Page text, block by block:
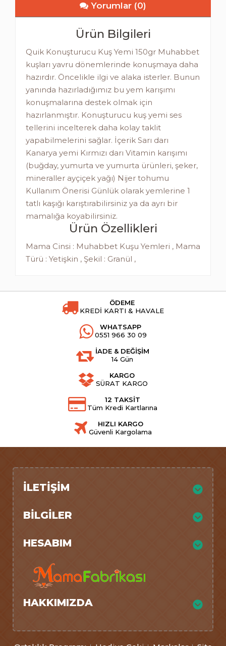
Yorumlar (0)
Ürün Bilgileri
Quik Konuşturucu Kuş Yemi 150gr Muhabbet
kuşları yavru dönemlerinde konuşmaya daha
hazırdır. Öncelikle ilgi ve alaka isterler. Bunun
yanında hazırladığımız bu yem karışımı
konuşmalarına destek olmak için
hazırlanmıştır. Konuşturucu kuş yemi ses
tellerini incelterek daha kolay taklit
yapabilmelerini sağlar. İçerik Sarı darı
Kanarya yemi Kırmızı darı Vitamin karışımı
(buğday, yumurta ve yumurta ürünleri, şeker,
mineraller ayçiçek yağı) Nijer tohumu
Kullanım Önerisi Günlük olarak yemlerine 1
tatlı kaşığı karıştırabilirsiniz ya da ayrı bir
mamalığa koyabilirsiniz.
Ürün Özellikleri
Mama Cinsi : Muhabbet Kuşu Yemleri , Mama
Türü : Yetişkin , Şekil : Granül ,
ÖDEME
KREDİ KARTI & HAVALE
WHATSAPP
0551 966 30 09
İADE & DEĞİŞİM
14 Gün
KARGO
SÜRAT KARGO
12 TAKSİT
Tüm Kredi Kartlarına
HIZLI KARGO
Güvenli Kargolama
İLETIŞIM
BILGILER
HESABIM
HAKKIMIZDA